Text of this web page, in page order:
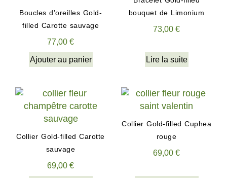
Boucles d’oreilles Gold-
filled Carotte sauvage
77,00 €
Ajouter au panier
bouquet de Limonium
73,00 €
Lire la suite
Collier Gold-filled Carotte
sauvage
69,00 €
Collier Gold-filled Cuphea
rouge
69,00 €